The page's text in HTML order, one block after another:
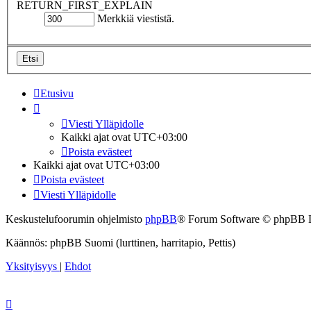
RETURN_FIRST_EXPLAIN
Merkkiä viestistä.
Etusivu
Viesti Ylläpidolle
Kaikki ajat ovat UTC+03:00
Poista evästeet
Kaikki ajat ovat UTC+03:00
Poista evästeet
Viesti Ylläpidolle
Keskustelufoorumin ohjelmisto phpBB® Forum Software © phpBB
Käännös: phpBB Suomi (lurttinen, harritapio, Pettis)
Yksityisyys | Ehdot